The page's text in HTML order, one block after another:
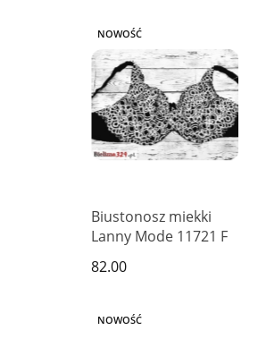
NOWOŚĆ
Biustonosz miekki
Lanny Mode 11721 F
82.00
NOWOŚĆ